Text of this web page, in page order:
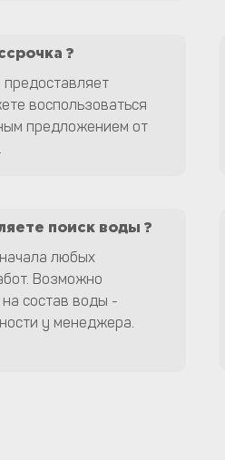
?
воспользоваться
предложением от
поиск воды ?
любых
Возможно
состав воды -
у менеджера.